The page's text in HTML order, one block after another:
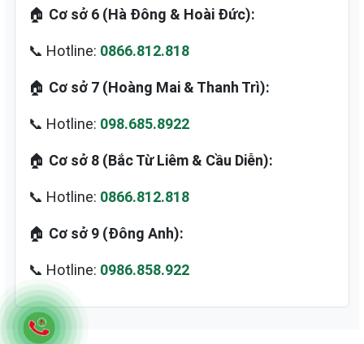
🏠 Cơ sở 6 (Hà Đông & Hoài Đức):
📞 Hotline: 0866.812.818
🏠 Cơ sở 7 (Hoàng Mai & Thanh Trì):
📞 Hotline: 098.685.8922
🏠 Cơ sở 8 (Bắc Từ Liêm & Cầu Diễn):
📞 Hotline: 0866.812.818
🏠 Cơ sở 9 (Đông Anh):
📞 Hotline: 0986.858.922